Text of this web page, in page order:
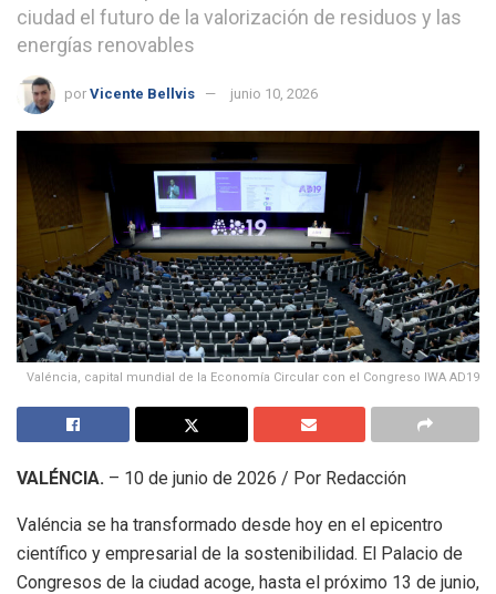
ciudad el futuro de la valorización de residuos y las
energías renovables
por Vicente Bellvis junio 10, 2026
Valéncia, capital mundial de la Economía Circular con el Congreso IWA AD19
VALÉNCIA. – 10 de junio de 2026 / Por Redacción
Valéncia se ha transformado desde hoy en el epicentro
científico y empresarial de la sostenibilidad. El Palacio de
Congresos de la ciudad acoge, hasta el próximo 13 de junio,